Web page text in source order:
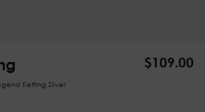
$109.00
Ketting Zilver